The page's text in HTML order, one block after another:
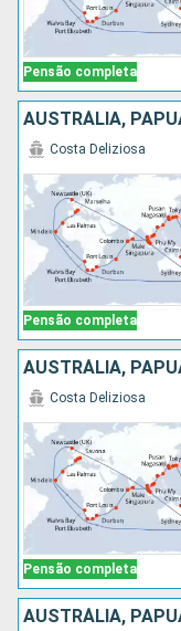
Pensão completa
Pensão completa
Costa Deliziosa
Pensão completa
Costa Deliziosa